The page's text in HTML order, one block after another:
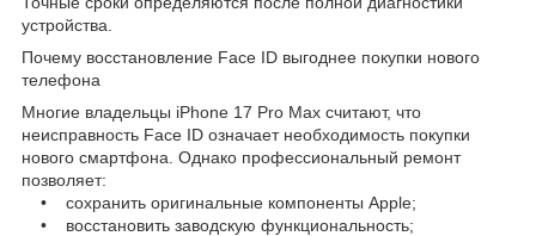
устройства.
Почему восстановление Face ID выгоднее покупки нового
телефона
Многие владельцы iPhone 17 Pro Max считают, что
неисправность Face ID означает необходимость покупки
нового смартфона. Однако профессиональный ремонт
позволяет:
• сохранить оригинальные компоненты Apple;
• восстановить заводскую функциональность;